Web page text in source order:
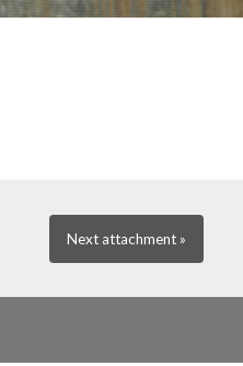
Next attachment »